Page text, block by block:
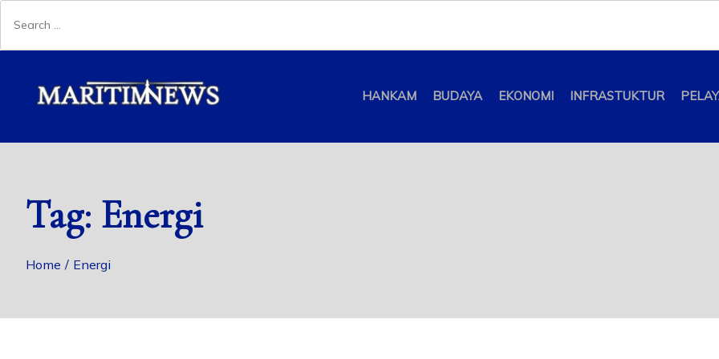
HANKAM BUDAYA EKONOMI INFRASTUKTUR
Tag: Energi
Home Energi